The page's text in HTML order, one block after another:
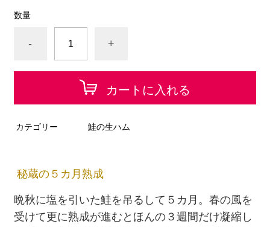
数量
- +
カートに入れる
カテゴリー 鮭の生ハム
秘蔵の５カ月熟成
晩秋に塩を引いた鮭を吊るして５カ月。春の風を
受けて更に熟成が進むとほんの３週間だけ凝縮し